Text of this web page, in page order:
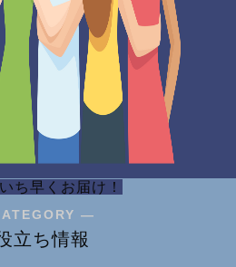
ち早くお届け！
―
立ち情報